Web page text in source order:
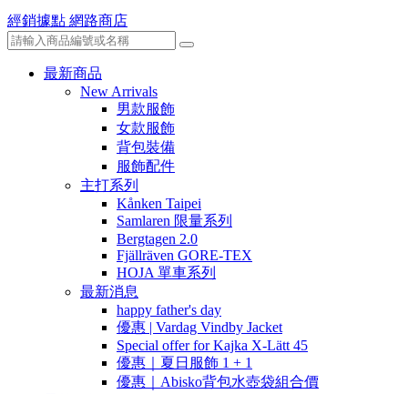
經銷據點 網路商店
最新商品
New Arrivals
男款服飾
女款服飾
背包裝備
服飾配件
主打系列
Kånken Taipei
Samlaren 限量系列
Bergtagen 2.0
Fjällräven GORE-TEX
HOJA 單車系列
最新消息
happy father's day
優惠 | Vardag Vindby Jacket
Special offer for Kajka X-Lätt 45
優惠｜夏日服飾 1 + 1
優惠｜Abisko背包水壺袋組合價